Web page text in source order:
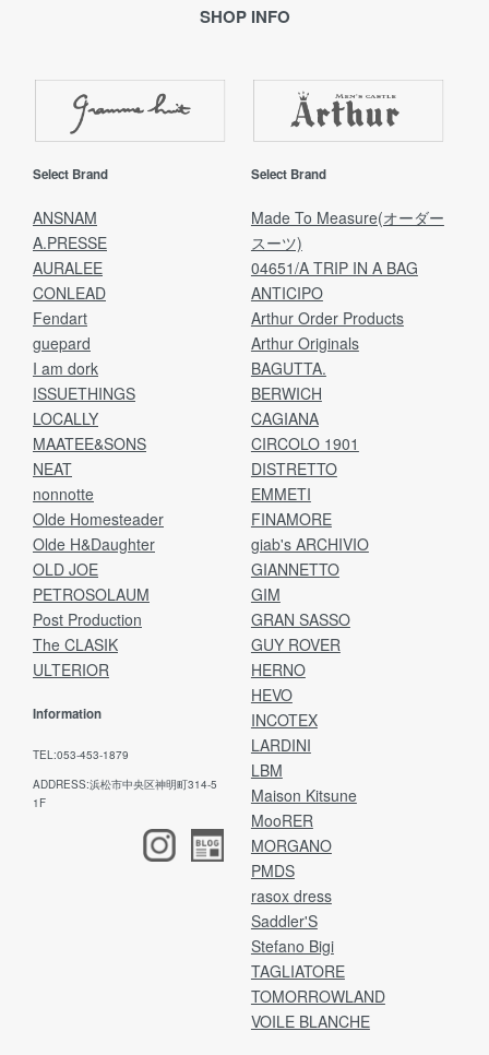
SHOP INFO
Select Brand
ANSNAM
A.PRESSE
AURALEE
CONLEAD
Fendart
guepard
I am dork
ISSUETHINGS
LOCALLY
MAATEE&SONS
NEAT
nonnotte
Olde Homesteader
Olde H&Daughter
OLD JOE
PETROSOLAUM
Post Production
The CLASIK
ULTERIOR
Information
TEL:053-453-1879
ADDRESS:浜松市中央区神明町314-5
1F
Select Brand
Made To Measure(オーダー
スーツ)
04651/A TRIP IN A BAG
ANTICIPO
Arthur Order Products
Arthur Originals
BAGUTTA.
BERWICH
CAGIANA
CIRCOLO 1901
DISTRETTO
EMMETI
FINAMORE
giab's ARCHIVIO
GIANNETTO
GIM
GRAN SASSO
GUY ROVER
HERNO
HEVO
INCOTEX
LARDINI
LBM
Maison Kitsune
MooRER
MORGANO
PMDS
rasox dress
Saddler'S
Stefano Bigi
TAGLIATORE
TOMORROWLAND
VOILE BLANCHE